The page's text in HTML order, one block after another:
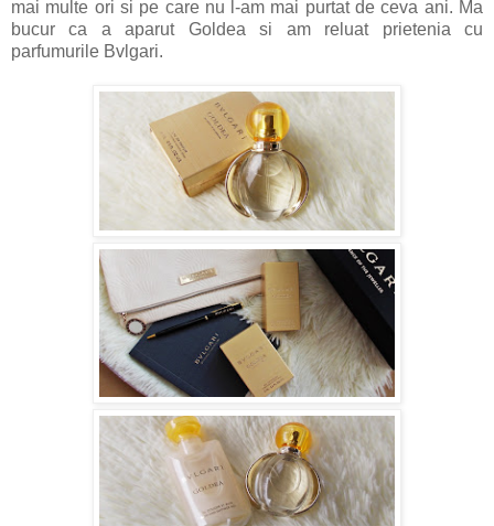
mai multe ori si pe care nu l-am mai purtat de ceva ani. Ma
bucur ca a aparut Goldea si am reluat prietenia cu
parfumurile Bvlgari.